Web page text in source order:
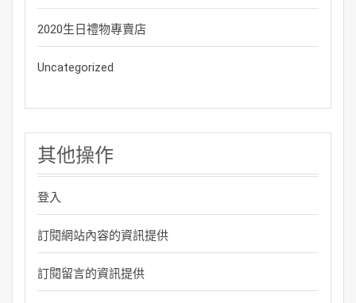
2020生日禮物專賣店
Uncategorized
其他操作
登入
訂閱網站內容的資訊提供
訂閱留言的資訊提供